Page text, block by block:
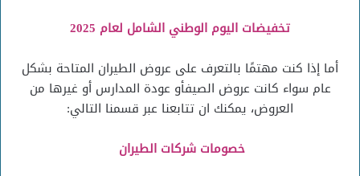
تخفيضات اليوم الوطني الشامل لعام 2025
أما إذا كنت مهتمًا بالتعرف على عروض الطيران المتاحة بشكل
عام سواء كانت عروض الصيفأو عودة المدارس أو غيرها من
العروض، يمكنك ان تتابعنا عبر قسمنا التالي:
خصومات شركات الطيران